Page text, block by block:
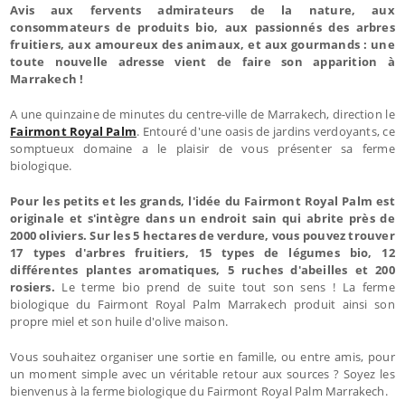
Avis aux fervents admirateurs de la nature, aux
consommateurs de produits bio, aux passionnés des arbres
fruitiers, aux amoureux des animaux, et aux gourmands : une
toute nouvelle adresse vient de faire son apparition à
Marrakech !
A une quinzaine de minutes du centre-ville de Marrakech, direction le
Fairmont Royal Palm. Entouré d'une oasis de jardins verdoyants, ce
somptueux domaine a le plaisir de vous présenter sa ferme
biologique.
Pour les petits et les grands, l'idée du Fairmont Royal Palm est
originale et s'intègre dans un endroit sain qui abrite près de
2000 oliviers. Sur les 5 hectares de verdure, vous pouvez trouver
17 types d'arbres fruitiers, 15 types de légumes bio, 12
différentes plantes aromatiques, 5 ruches d'abeilles et 200
rosiers. Le terme bio prend de suite tout son sens ! La ferme
biologique du Fairmont Royal Palm Marrakech produit ainsi son
propre miel et son huile d'olive maison.
Vous souhaitez organiser une sortie en famille, ou entre amis, pour
un moment simple avec un véritable retour aux sources ? Soyez les
bienvenus à la ferme biologique du Fairmont Royal Palm Marrakech.